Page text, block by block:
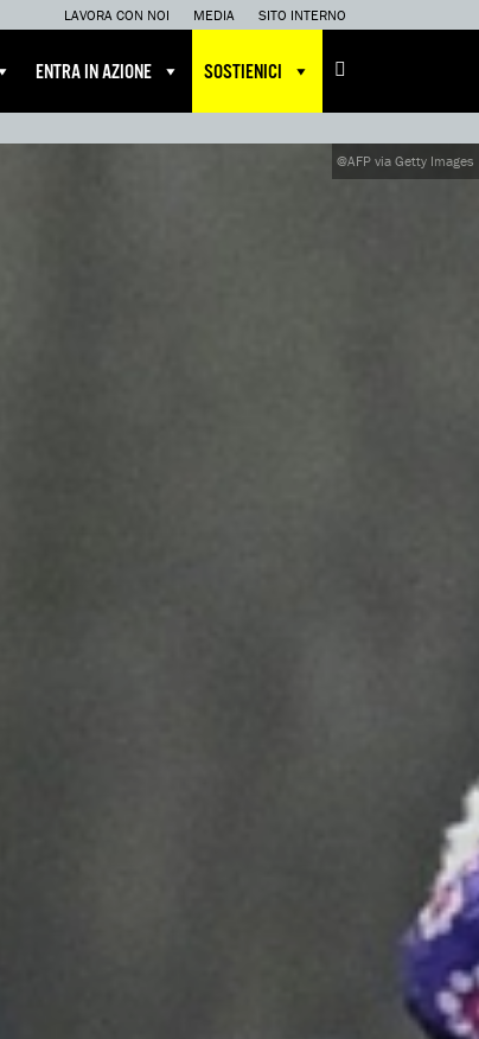
LAVORA CON NOI MEDIA SITO INTERNO
ENTRA IN AZIONE SOSTIENICI
@AFP via Getty Images